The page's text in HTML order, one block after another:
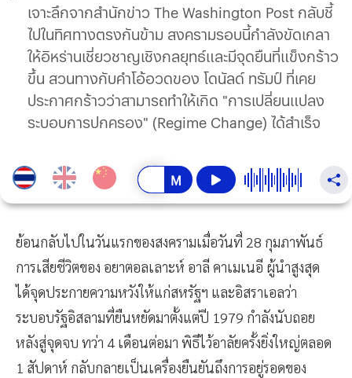
เจาะลึกจากสำนักข่าว The Washington Post กลับชี้
ไปในทิศทางตรงกันข้าม สงครามรอบนี้กำลังขัดเกลา
ให้อิหร่านเชี่ยวชาญเชิงกลยุทธ์และมีจุดยืนที่แข็งกร้าว
ขึ้น สวนทางกับคำโอ้อวดของ โดนัลด์ ทรัมป์ ที่เคย
ประกาศกร้าวว่าสามารถทำให้เกิด "การเปลี่ยนแปลง
ระบอบการปกครอง" (Regime Change) ได้สำเร็จ
ย้อนกลับไปในวันแรกของสงครามเมื่อวันที่ 28 กุมภาพันธ์
การเสียชีวิตของ อยาตอลเลาะห์ อาลี คาเมเนอี ผู้นำสูงสุด
ได้จุดประกายความหวังให้แก่สหรัฐฯ และอิสราเอลว่า
ระบอบรัฐอิสลามที่ยืนหยัดมาตั้งแต่ปี 1979 กำลังนับถอย
หลังสู่จุดจบ ทว่า 4 เดือนต่อมา พิธีไว้อาลัยครั้งยิ่งใหญ่ตลอด
1 สัปดาห์ กลับกลายเป็นเครื่องยืนยันถึงการอยู่รอดของ